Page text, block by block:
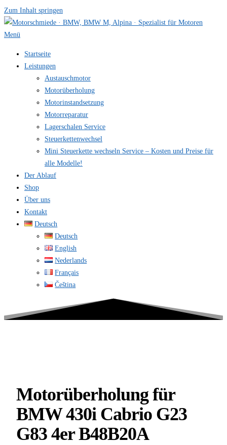
Zum Inhalt springen
Menü
Startseite
Leistungen
Austauschmotor
Motorüberholung
Motorinstandsetzung
Motorreparatur
Lagerschalen Service
Steuerkettenwechsel
Mini Steuer­kette wechseln Service – Kosten und Preise für
alle Modelle!
Der Ablauf
Shop
Über uns
Kontakt
Deutsch
Deutsch
English
Nederlands
Français
Čeština
Motorüberholung für
BMW 430i Cabrio G23
G83 4er B48B20A